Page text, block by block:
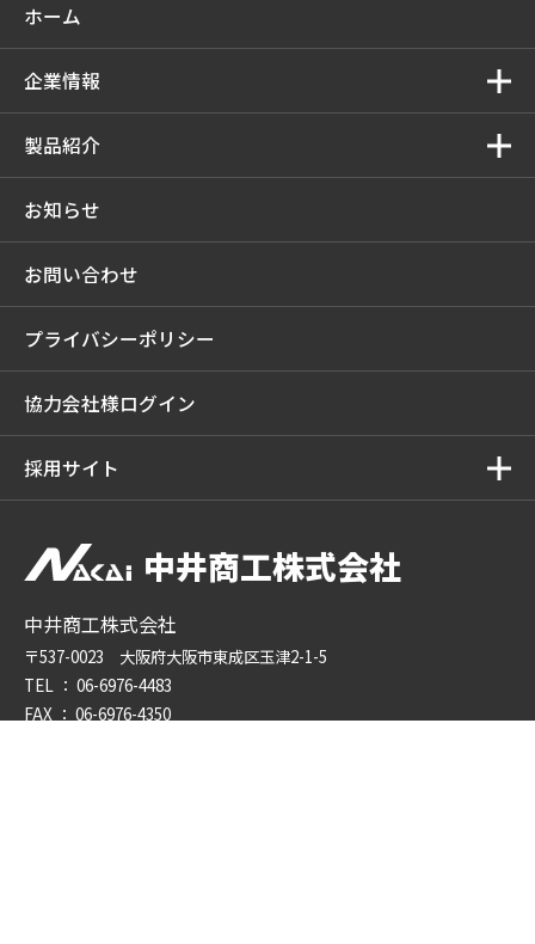
中井商工株式会社
中井商工株式会社
〒537-0023 大阪府大阪市東成区玉津2-1-5
TEL ： 06-6976-4483
FAX ： 06-6976-4350
ホーム
企業情報
製品紹介
お知らせ
お問い合わせ
プライバシーポリシー
協力会社様ログイン
採用サイト